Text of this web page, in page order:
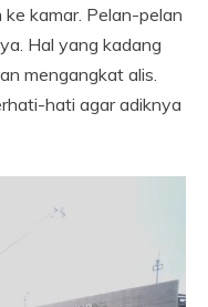
kamar. Pelan-pelan
Hal yang kadang
mengangkat alis.
hati agar adiknya